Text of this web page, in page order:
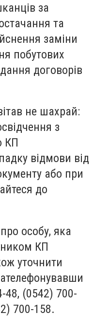
за
та
заміни
побутових
договорів
не шахрай:
з
КП
відмови від
або при
до
особу, яка
КП
уточнити
48, (0542) 700-
700-158.